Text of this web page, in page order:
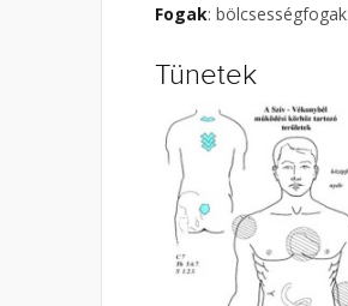
Fogak: bölcsességfogak
Tünetek